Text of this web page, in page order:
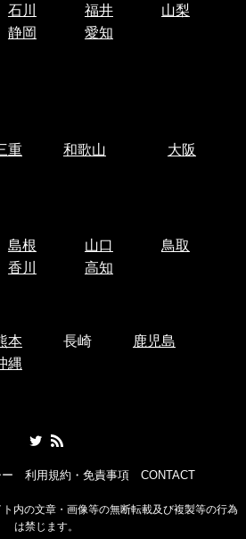
石川 福井
山梨
静岡 愛知
重 和歌山
大阪
島根 山口
鳥取
香川 高知
本 長崎
鹿児島
縄
利用規約・免責事項 CONTACT
の文章・画像等の無断転載及び複製等の行為
は禁じます。